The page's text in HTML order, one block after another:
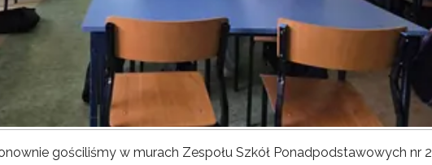
gościliśmy w murach Zespołu Szkół Ponadpodstawowych nr 2